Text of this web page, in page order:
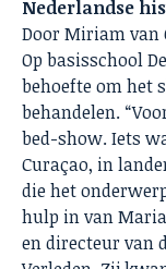
Nederlandse
Door Miriam van
Op basisschool
behoefte om het
behandelen.
bed-show. Iets
Curaçao, in
die het
hulp in van
en directeur van